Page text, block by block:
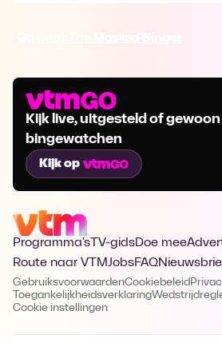
Kijk live, uitgesteld of
bingewatchen
Kijk op
Programma's TV-gidsDoe mee
Route naar VTMJobsFAQ
GebruiksvoorwaardenCookiebeleid
Toegankelijkheidsverklaring
Cookie instellingen